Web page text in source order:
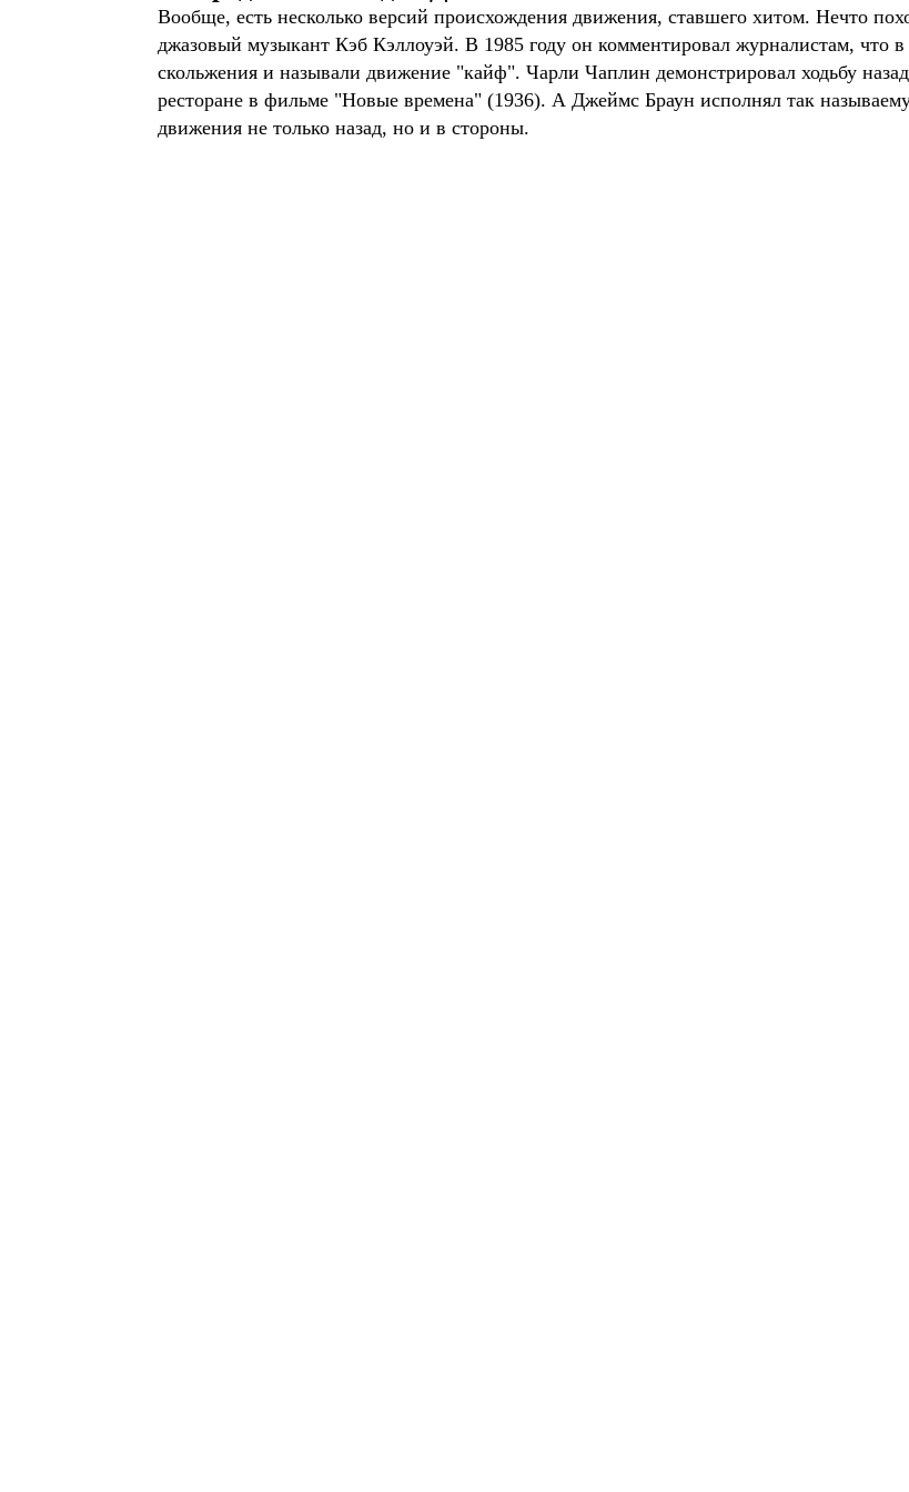
Вообще, есть несколько версий происхождения движения, ставшего хитом. Нечто
джазовый музыкант Кэб Кэллоуэй. В 1985 году он комментировал журналистам, что в
скольжения и называли движение "кайф". Чарли Чаплин демонстрировал ходьбу
ресторане в фильме "Новые времена" (1936). А Джеймс Браун исполнял так
движения не только назад, но и в стороны.